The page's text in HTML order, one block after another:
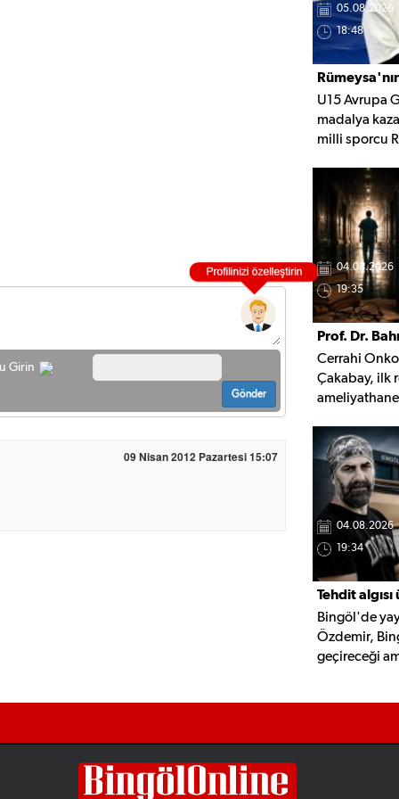
Girin
Gönder
09 Nisan 2012 Pazartesi 15:07
05.08.2026
18:48
U15 Avrupa
madalya
milli sporcu
Gözünü
başarılar için
04.08.2026
19:35
Prof. Dr.
Sütürleri'
Cerrahi
Çakabay, ilk
dostluk ve
katmanlı bir
04.08.2026
19:34
Tehdit
vazgeçti,
Bingöl'de
Özdemir,
geçireceği